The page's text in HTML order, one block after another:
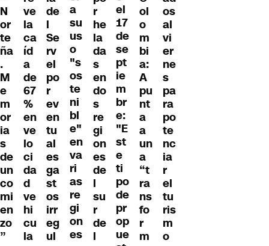
N
or
te
ña
.
M
e
m
or
ia
s
de
un
co
mi
en
zo
”
ve
la
ca
íd
a
de
67
%
en
ve
lo
ci
da
d
ve
hi
cu
la
de
l
Se
rv
el
po
r
ev
en
tu
al
es
ga
st
os
irr
eg
ul
a
su
us
o
"s
os
te
ni
bl
e"
en
va
ri
as
re
gi
on
es
r
he
la
da
s
en
do
s
re
gi
on
es
de
l
su
r
de
l
el
17
de
se
pt
ie
m
br
e:
"E
st
e
ti
po
de
pr
op
ue
ol
o
m
bi
a:
A
pu
nt
a
a
un
a
“t
ra
ns
fo
r
m
os
al
vi
er
ne
s
pa
ra
po
te
nc
ia
r
el
tu
ris
m
o